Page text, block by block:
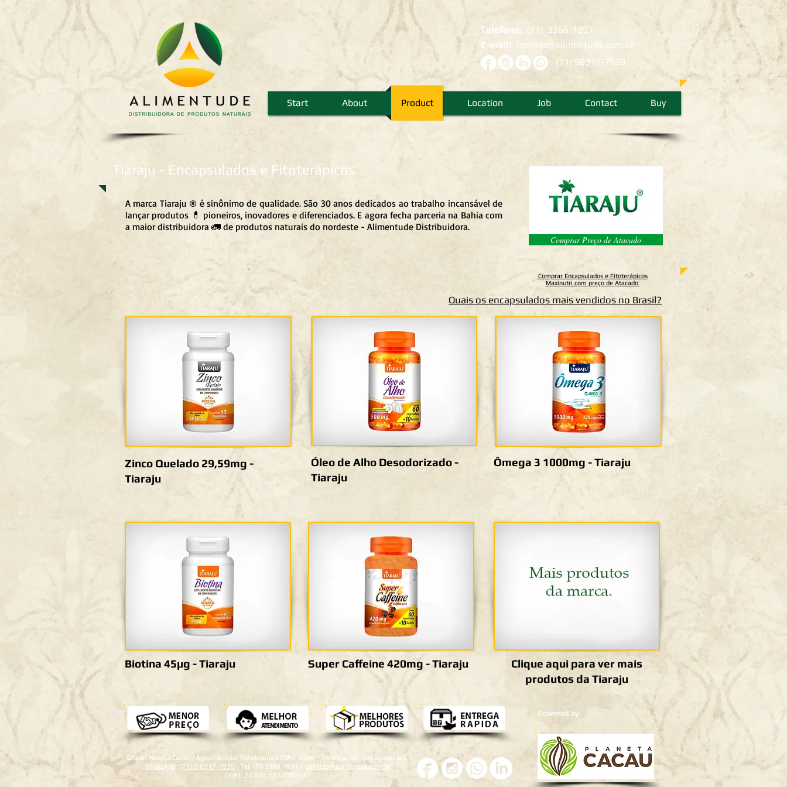
Start About Product Location Job Contact Buy
Telefone: (71) 3366-1897
E-mail: contato@alimentude.com.br
(71) 98317-7939
Tiaraju - Encapsulados e Fitoterápicos
A marca Tiaraju ®️ é sinônimo de qualidade. São 30 anos dedicados ao trabalho incansável de
lançar produtos 💊 pioneiros, inovadores e diferenciados. E agora fecha parceria na Bahia com
a maior distribuidora 🚛 de produtos naturais do nordeste - Alimentude Distribuidora.
Comprar Encapsulados e Fitoterápicos
Maxinutri com preço de Atacado
Comprar Preço de Atacado
Quais os encapsulados mais vendidos no Brasil?
Zinco Quelado 29,59mg -
Tiaraju
Óleo de Alho Desodorizado -
Tiaraju
Ômega 3 1000mg - Tiaraju
Biotina 45µg - Tiaraju Super Caffeine 420mg - Tiaraju
Clique aqui para ver mais
produtos da Tiaraju
Grupo: Planeta Cacau - Agroindustrial Theobroma LTDA© 2008 - Todos os direitos reservados.
WhatsApp: (71) 9 8317-7939 - Tel: (71) 3366-1897 - contato@alimentude.com.br
CNPJ: 24.824.527/0001-07
Powered by